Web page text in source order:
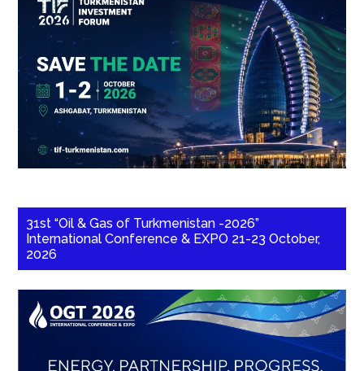
31st “Oil & Gas of Turkmenistan -2026”
International Conference & EXPO 21-23 October,
2026